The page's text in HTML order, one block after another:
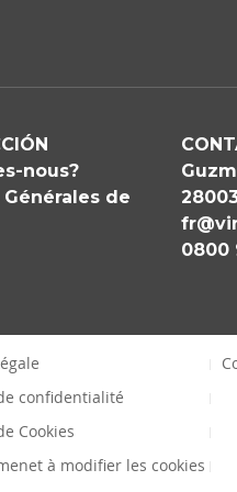
nous?
de
0800
confidentialité
Cookies
à modifier les cookies